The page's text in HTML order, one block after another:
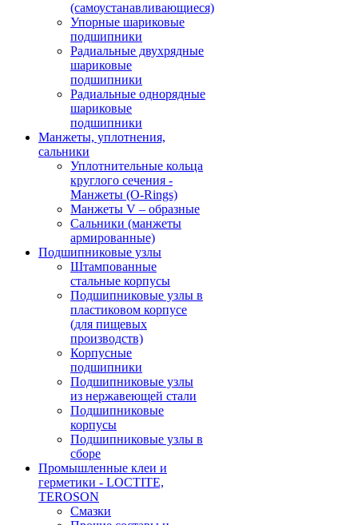
(самоустанавливающиеся)
Упорные шариковые
подшипники
Радиальные двухрядные
шариковые
подшипники
Радиальные однорядные
шариковые
подшипники
Манжеты, уплотнения,
сальники
Уплотнительные кольца
круглого сечения -
Манжеты (O-Rings)
Манжеты V – образные
Сальники (манжеты
армированные)
Подшипниковые узлы
Штампованные
стальные корпусы
Подшипниковые узлы в
пластиковом корпусе
(для пищевых
производств)
Корпусные
подшипники
Подшипниковые узлы
из нержавеющей стали
Подшипниковые
корпусы
Подшипниковые узлы в
сборе
Промышленные клеи и
герметики - LOCTITE,
TEROSON
Смазки